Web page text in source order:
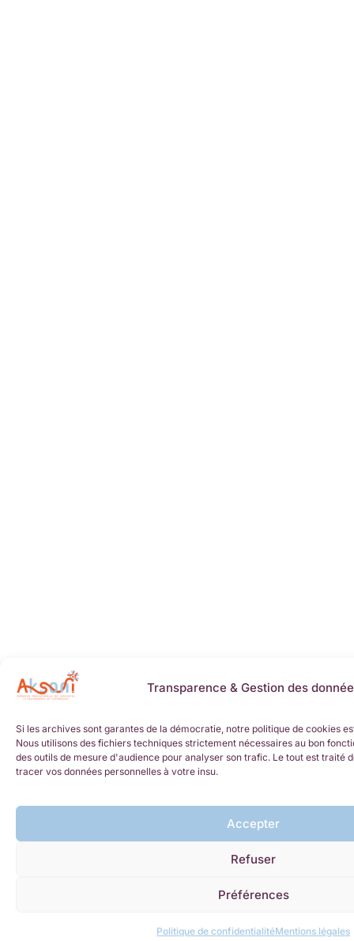
Transparence & Gestion des
Si les archives sont garantes de la démocratie, notre politique de cookies
Nous utilisons des fichiers techniques strictement nécessaires au bon
des outils de mesure d'audience pour analyser son trafic. Le tout est traité
tracer vos données personnelles à votre insu.
Accepter
Refuser
Préférences
Politique de confidentialitéMentions légales